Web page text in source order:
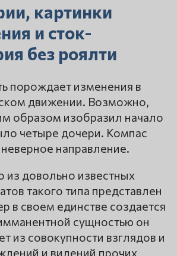
картинки
и сток-
без роялти
порождает изменения в
движении. Возможно,
образом изобразил начало
четыре дочери. Компас
направление.
из довольно известных
такого типа представлен
в своем единстве создается
сущностью он
из совокупности взглядов и
и видений прочих